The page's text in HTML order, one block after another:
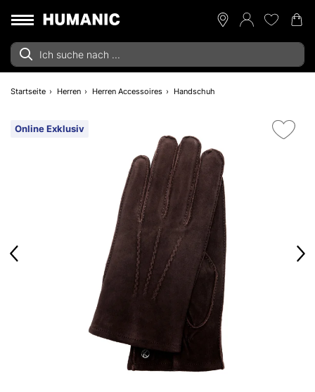
Startseite Herren Herren Accessoires Handschuh
Online Exklusiv